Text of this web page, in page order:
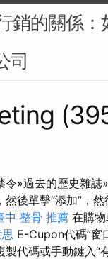
銷的關係
司
令»過去的歷史雜誌
後單擊“添加”，
中 整骨 推薦 在購
E-Cupon代碼”窗
代碼或手動鍵入“